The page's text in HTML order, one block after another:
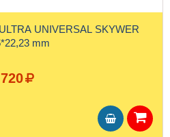
UNIVERSAL SKYWER
mm
720